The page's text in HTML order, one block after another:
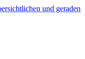
und geraden